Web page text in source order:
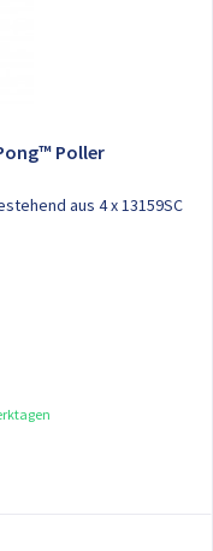
Poller
aus 4 x 13159SC